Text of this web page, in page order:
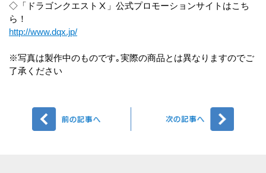
◇「ドラゴンクエストⅩ」公式プロモーションサイトはこち
ら！
http://www.dqx.jp/
※写真は製作中のものです｡実際の商品とは異なりますのでご
了承ください